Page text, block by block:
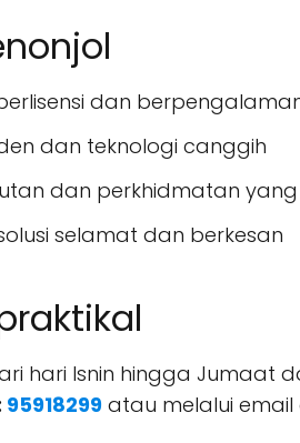
dan
dan teknologi canggih
dan perkhidmatan
selamat dan berkesan
hari Isnin hingga
95918299 atau melalui email